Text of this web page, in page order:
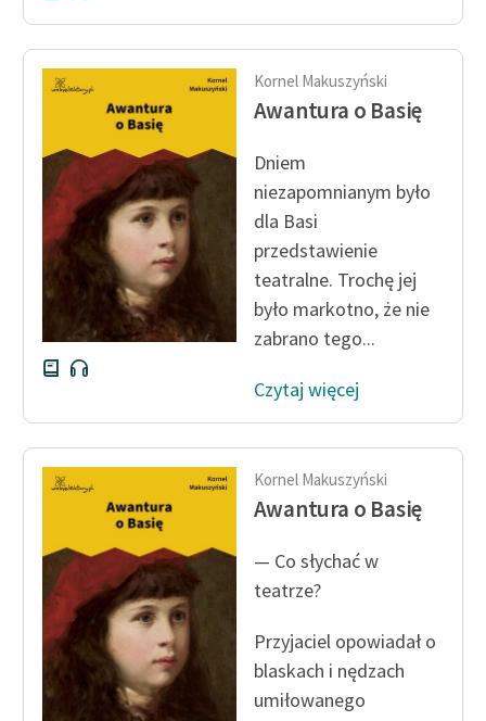
Lektur
O nas
O projekcie
Zespół
Zasady wykorzystania
Wolnych Lektur
Logotypy
Regulamin biblioteki
Dane fundacji i
sprawozdania finansowe
Regulamin darowizn
Informacja o treściach
wrażliwych
Deklaracja dostępności
Kornel Makuszyński
Awantura o Basię
Dniem
niezapomnianym było
dla Basi
przedstawienie
teatralne. Trochę jej
było markotno, że nie
zabrano tego...
Czytaj więcej
Kornel Makuszyński
Awantura o Basię
— Co słychać w
teatrze?
Przyjaciel opowiadał o
blaskach i nędzach
umiłowanego